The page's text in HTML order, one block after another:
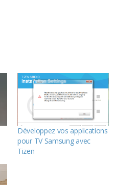
Développez vos applications
pour TV Samsung avec
Tizen